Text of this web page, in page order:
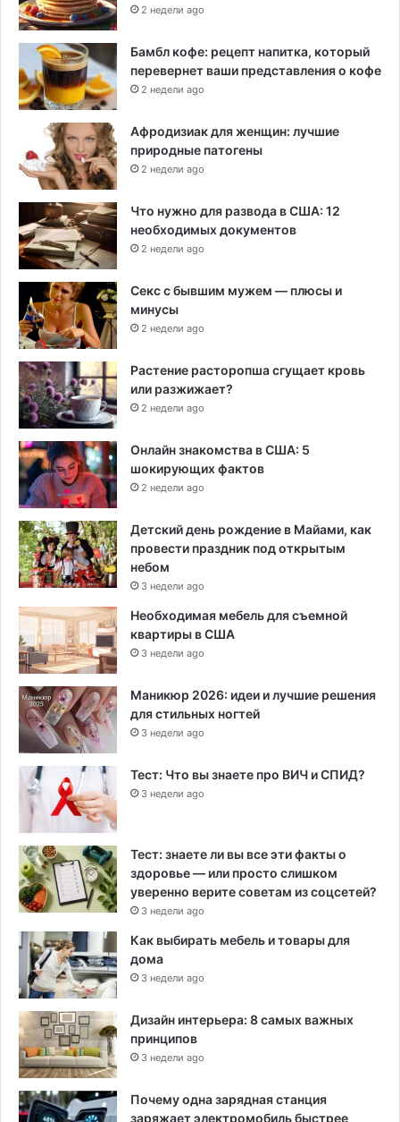
2 недели ago
Бамбл кофе: рецепт напитка, который
перевернет ваши представления о кофе
2 недели ago
Афродизиак для женщин: лучшие
природные патогены
2 недели ago
Что нужно для развода в США: 12
необходимых документов
2 недели ago
Секс с бывшим мужем — плюсы и
минусы
2 недели ago
Растение расторопша сгущает кровь
или разжижает?
2 недели ago
Онлайн знакомства в США: 5
шокирующих фактов
2 недели ago
Детский день рождение в Майами, как
провести праздник под открытым
небом
3 недели ago
Необходимая мебель для съемной
квартиры в США
3 недели ago
Маникюр 2026: идеи и лучшие решения
для стильных ногтей
3 недели ago
Тест: Что вы знаете про ВИЧ и СПИД?
3 недели ago
Тест: знаете ли вы все эти факты о
здоровье — или просто слишком
уверенно верите советам из соцсетей?
3 недели ago
Как выбирать мебель и товары для
дома
3 недели ago
Дизайн интерьера: 8 самых важных
принципов
3 недели ago
Почему одна зарядная станция
заряжает электромобиль быстрее